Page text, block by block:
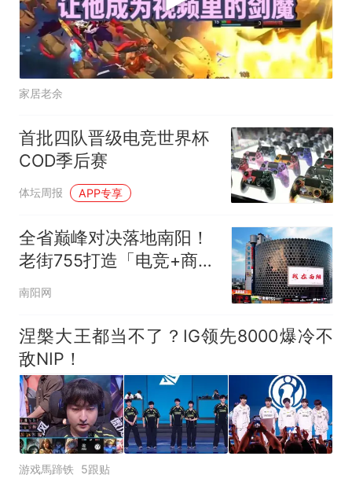
家居老余
首批四队晋级电竞世界杯
COD季后赛
体坛周报 APP专享
全省巅峰对决落地南阳！
老街755打造「电竞+商业
+文旅」融合样板 8月22
南阳网
涅槃大王都当不了？IG领先8000爆冷不
敌NIP！
游戏馬蹄铁 5跟贴